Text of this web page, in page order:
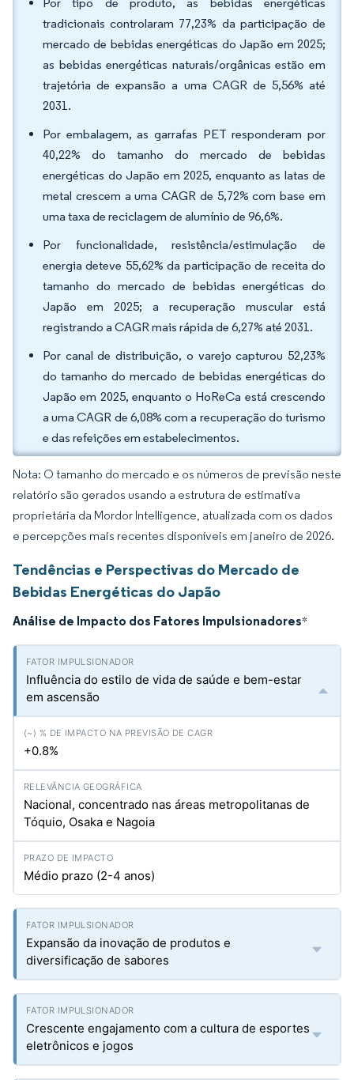
tradicionais controlaram 77,23% da participação de
mercado de bebidas energéticas do Japão em 2025;
as bebidas energéticas naturais/orgânicas estão em
trajetória de expansão a uma CAGR de 5,56% até
2031.
Por embalagem, as garrafas PET responderam por
40,22% do tamanho do mercado de bebidas
energéticas do Japão em 2025, enquanto as latas de
metal crescem a uma CAGR de 5,72% com base em
uma taxa de reciclagem de alumínio de 96,6%.
Por funcionalidade, resistência/estimulação de
energia deteve 55,62% da participação de receita do
tamanho do mercado de bebidas energéticas do
Japão em 2025; a recuperação muscular está
registrando a CAGR mais rápida de 6,27% até 2031.
Por canal de distribuição, o varejo capturou 52,23%
do tamanho do mercado de bebidas energéticas do
Japão em 2025, enquanto o HoReCa está crescendo
a uma CAGR de 6,08% com a recuperação do turismo
e das refeições em estabelecimentos.
Nota: O tamanho do mercado e os números de previsão neste
relatório são gerados usando a estrutura de estimativa
proprietária da Mordor Intelligence, atualizada com os dados
e percepções mais recentes disponíveis em janeiro de 2026.
Tendências e Perspectivas do Mercado de
Bebidas Energéticas do Japão
Análise de Impacto dos Fatores Impulsionadores*
Influência do estilo de vida de saúde e bem-estar
em ascensão
+0.8%
Nacional, concentrado nas áreas metropolitanas de
Tóquio, Osaka e Nagoia
Médio prazo (2-4 anos)
Expansão da inovação de produtos e
diversificação de sabores
Crescente engajamento com a cultura de esportes
eletrônicos e jogos